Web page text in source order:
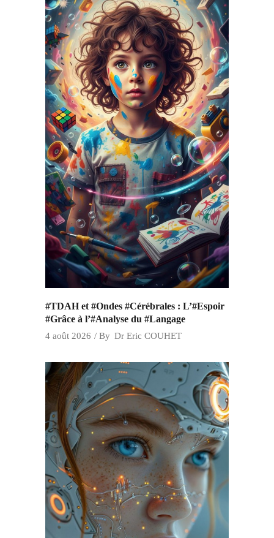
#TDAH et #Ondes #Cérébrales : L’#Espoir
#Grâce à l’#Analyse du #Langage
4 août 2026 By Dr Eric COUHET